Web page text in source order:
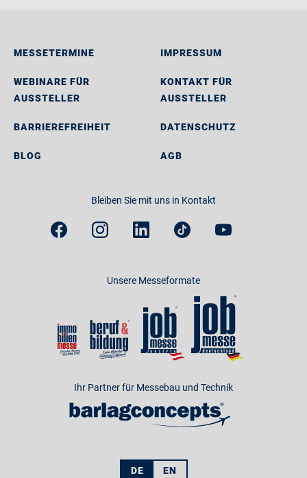
MESSETERMINE
WEBINARE FÜR
AUSSTELLER
BARRIEREFREIHEIT
BLOG
IMPRESSUM
KONTAKT FÜR
AUSSTELLER
DATENSCHUTZ
AGB
Bleiben Sie mit uns in Kontakt
Unsere Messeformate
Ihr Partner für Messebau und Technik
DE EN